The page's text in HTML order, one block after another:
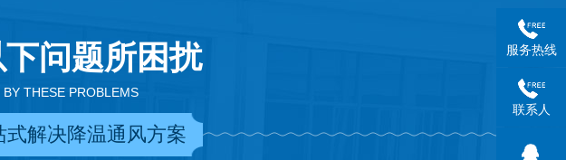
问题所困扰
THESE PROBLEMS
解决降温通风方案
服务热线
联系人